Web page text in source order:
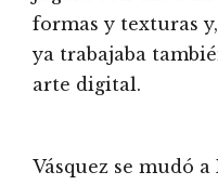
formas y texturas
ya trabajaba
arte digital.
Vásquez se mudó